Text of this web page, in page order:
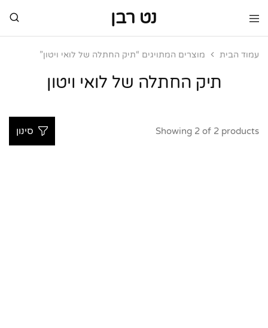
נט רבן
נט
מותגי
מותגי
עמוד הבית מוצרים המתויגים “תיק החתלה של לואי ויטון”
תיק החתלה של לואי ויטון
Showing 2 of 2 products